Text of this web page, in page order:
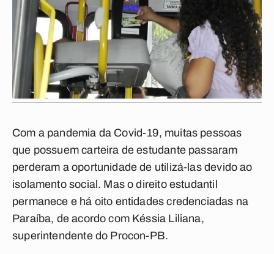
Com a pandemia da Covid-19, muitas pessoas
que possuem carteira de estudante passaram
perderam a oportunidade de utilizá-las devido ao
isolamento social. Mas o direito estudantil
permanece e há oito entidades credenciadas na
Paraíba, de acordo com Késsia Liliana,
superintendente do Procon-PB.